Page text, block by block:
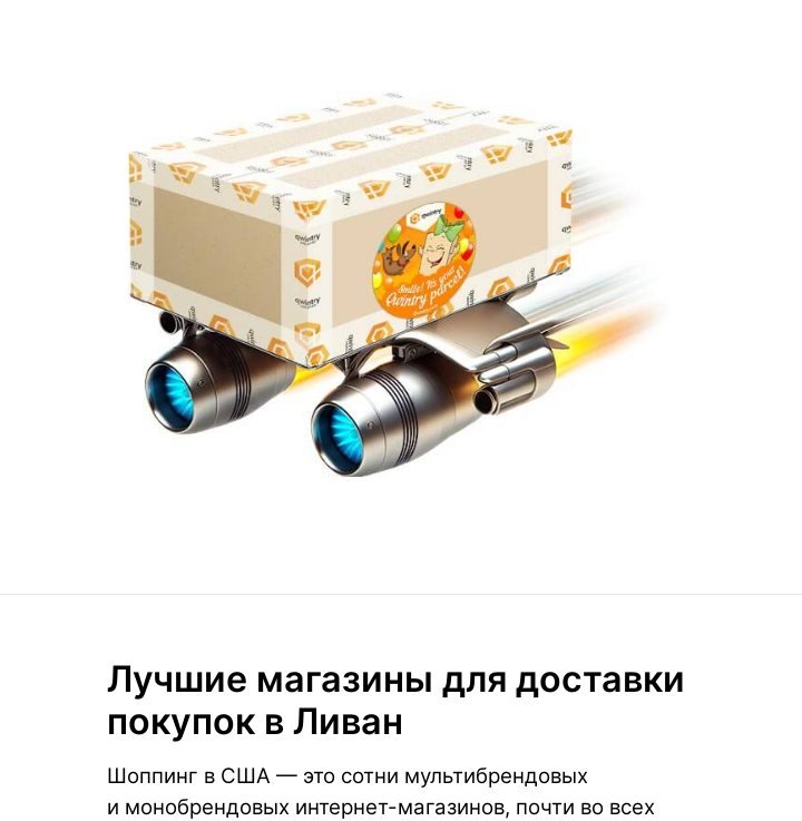
Лучшие магазины для доставки
покупок в Ливан
Шоппинг в США — это сотни мультибрендовых
и монобрендовых интернет-магазинов, почти во всех